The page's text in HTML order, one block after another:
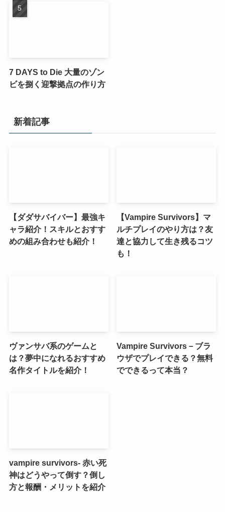
7 DAYS to Die 大量のゾン
ビを捌く迎撃拠点の作り方
新着記事
【ダダサバイバー】最強キ
ャラ紹介！スキルとおすす
めの組み合わせも紹介！
【Vampire Survivors】マ
ルチプレイのやり方は？友
達と協力して生き残るコツ
も！
ヴァンサバ系のゲームと
は？夢中になれるおすすめ
名作タイトルを紹介！
Vampire Survivors－ブラ
ウザでプレイできる？無料
でできるって本当？
vampire survivors- 赤い死
神はどうやって倒す？倒し
方と報酬・メリットを紹介